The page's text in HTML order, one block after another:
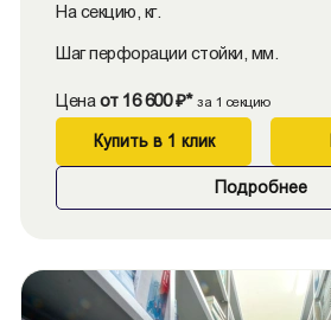
На секцию, кг.
Шаг перфорации стойки, мм.
Цена от 16 600 ₽* за 1 секцию
Купить в 1 клик
Подробнее